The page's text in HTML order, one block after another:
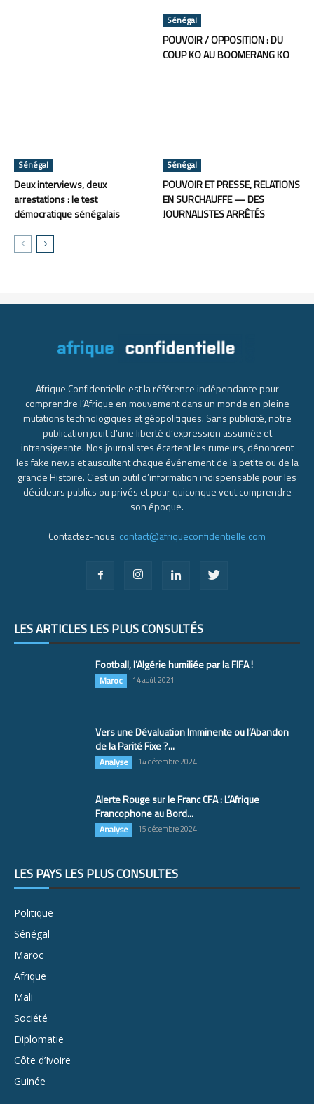
Sénégal
POUVOIR / OPPOSITION : DU
COUP KO AU BOOMERANG KO
Sénégal
Deux interviews, deux
arrestations : le test
démocratique sénégalais
Sénégal
POUVOIR ET PRESSE, RELATIONS
EN SURCHAUFFE — DES
JOURNALISTES ARRÊTÉS
Afrique Confidentielle est la référence indépendante pour
comprendre l’Afrique en mouvement dans un monde en pleine
mutations technologiques et géopolitiques. Sans publicité, notre
publication jouit d’une liberté d’expression assumée et
intransigeante. Nos journalistes écartent les rumeurs, dénoncent
les fake news et auscultent chaque événement de la petite ou de la
grande Histoire. C’est un outil d’information indispensable pour les
décideurs publics ou privés et pour quiconque veut comprendre
son époque.
Contactez-nous: contact@afriqueconfidentielle.com
LES ARTICLES LES PLUS CONSULTÉS
Football, l’Algérie humiliée par la FIFA !
Maroc 14 août 2021
Vers une Dévaluation Imminente ou l’Abandon
de la Parité Fixe ?...
Analyse 14 décembre 2024
Alerte Rouge sur le Franc CFA : L’Afrique
Francophone au Bord...
Analyse 15 décembre 2024
LES PAYS LES PLUS CONSULTÉS
Politique
Sénégal
Maroc
Afrique
Mali
Société
Diplomatie
Côte d’Ivoire
Guinée